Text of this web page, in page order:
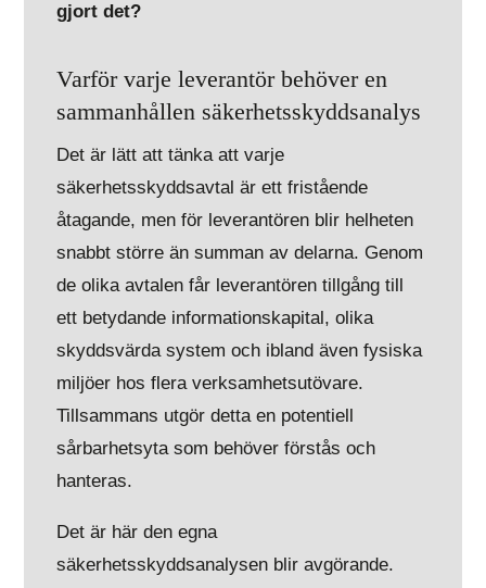
gjort det?
Varför varje leverantör behöver en
sammanhållen säkerhetsskyddsanalys
Det är lätt att tänka att varje
säkerhetsskyddsavtal är ett fristående
åtagande, men för leverantören blir helheten
snabbt större än summan av delarna. Genom
de olika avtalen får leverantören tillgång till
ett betydande informationskapital, olika
skyddsvärda system och ibland även fysiska
miljöer hos flera verksamhetsutövare.
Tillsammans utgör detta en potentiell
sårbarhetsyta som behöver förstås och
hanteras.
Det är här den egna
säkerhetsskyddsanalysen blir avgörande.